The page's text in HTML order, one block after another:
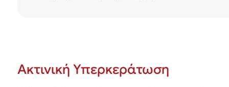
Ακτινική Υπερκεράτωση